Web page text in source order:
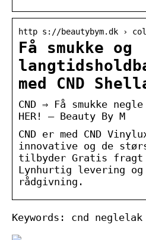
http s://beautybym.dk ›
Få smukke og
med CND
CND ⇒ Få smukke
HER! — Beauty By M
CND er med CND
innovative og de
tilbyder Gratis fragt
Lynhurtig levering og
rådgivning.
Keywords: cnd